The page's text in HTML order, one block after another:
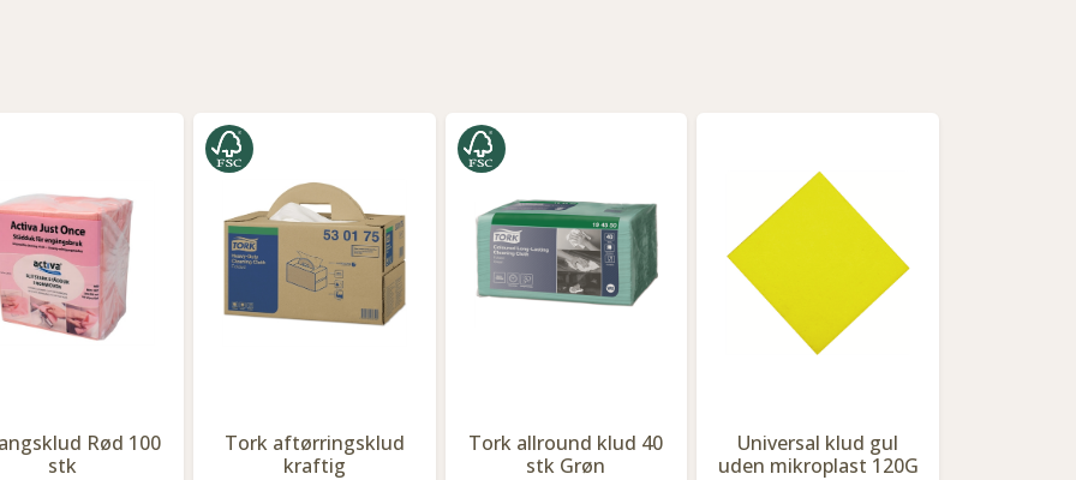
Rød 100
stk
Tork aftørringsklud
kraftig
Tork allround klud 40
stk Grøn
Universal klud gul
uden mikroplast 120G